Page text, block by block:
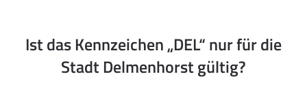
Ist das Kennzeichen „DEL“ nur für die
Stadt Delmenhorst gültig?